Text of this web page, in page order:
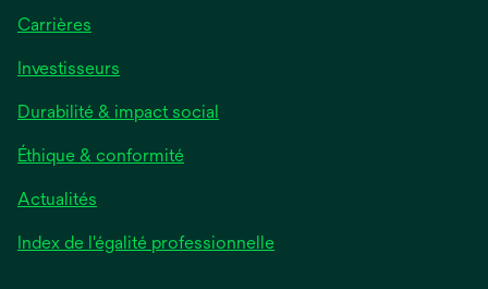
Carrières
Investisseurs
Durabilité & impact social
Éthique & conformité
Actualités
Index de l'égalité professionnelles’ouvre